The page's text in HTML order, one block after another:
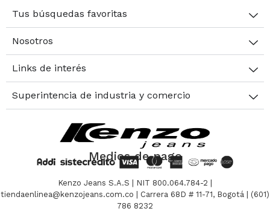
Tus búsquedas favoritas
Nosotros
Links de interés
Superintencia de industria y comercio
Medios de pago
Kenzo Jeans S.A.S | NIT 800.064.784-2 |
tiendaenlinea@kenzojeans.com.co | Carrera 68D # 11-71, Bogotá | (601)
786 8232